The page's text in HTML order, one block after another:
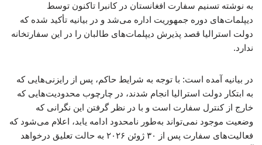
به نوشته تسنیم سفارت افغانستان در کانبرا تاکنون توسط
دیپلمات‌های دوره جمهوریت اداره می‌شد و در بیانیه تأکید شده که
دولت استرالیا قصد پذیرش دیپلمات‌های طالبان را در این سفارتخانه
ندارد.
در بیانیه آمده است: با توجه به شرایط حاکم، پس از رایزنی‌هایی که
به ابتکار دولت استرالیا انجام شدند، در چارچوب محدودیت‌هایی که
خارج از کنترل سفارت است و با در نظر گرفتن این نگرانی که
وضعیت موجود نمی‌تواند به‌طور نامحدود ادامه یابد، اعلام می‌شود که
فعالیت‌های سفارت پس از ۳۰ ژوئن ۲۰۲۶ به حالت تعلیق درخواهد